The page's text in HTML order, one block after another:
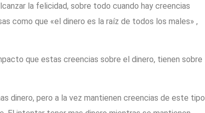
la felicidad, sobre todo cuando hay creencias
como que «el dinero es la raíz de todos los males» ,
que estas creencias sobre el dinero, tienen sobre
dinero, pero a la vez mantienen creencias de este tipo